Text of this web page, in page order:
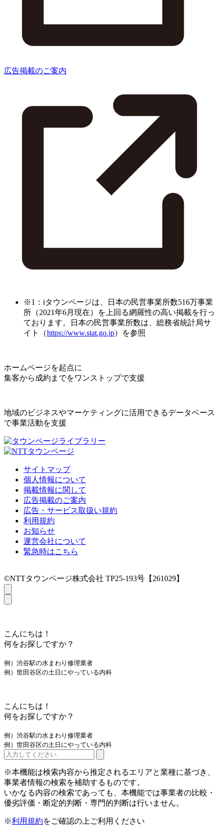
広告掲載のご案内
※1：iタウンページは、日本の民営事業所数516万事業
所（2021年6月現在）を上回る網羅性の高い掲載を行っ
ております。日本の民営事業所数は、総務省統計局サ
イト（https://www.stat.go.jp）を参照
ホームページを起点に
集客から成約までをワンストップで支援
地域のビジネスやマーケティングに活用できるデータベース
で事業活動を支援
サイトマップ
個人情報について
掲載情報に関して
広告掲載のご案内
広告・サービス取扱い規約
利用規約
お知らせ
運営会社について
緊急時はこちら
©NTTタウンページ株式会社 TP25-193号【261029】
こんにちは！
何をお探しですか？
例）渋谷駅の水まわり修理業者
例）世田谷区の土日にやっている内科
こんにちは！
何をお探しですか？
例）渋谷駅の水まわり修理業者
例）世田谷区の土日にやっている内科
※本機能は検索内容から推定されるエリアと業種に基づき、
事業者情報の検索を補助するものです。
いかなる内容の検索であっても、本機能では事業者の比較・
優劣評価・断定的判断・専門的判断は行いません。
※利用規約をご確認の上ご利用ください